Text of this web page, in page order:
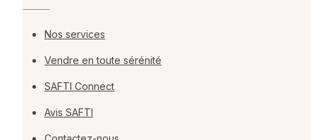
Nos services
Vendre en toute sérénité
SAFTI Connect
Avis SAFTI